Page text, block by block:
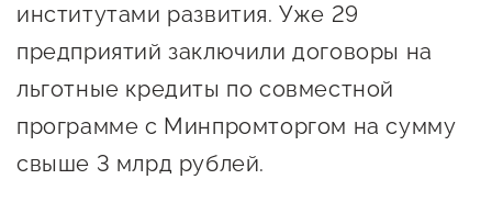
Финансовая поддержка
Меры поддержки в условиях
внешнего санкционного
давления
институтами развития. Уже 29
предприятий заключили договоры на
льготные кредиты по совместной
программе с Минпромторгом на сумму
свыше 3 млрд рублей.